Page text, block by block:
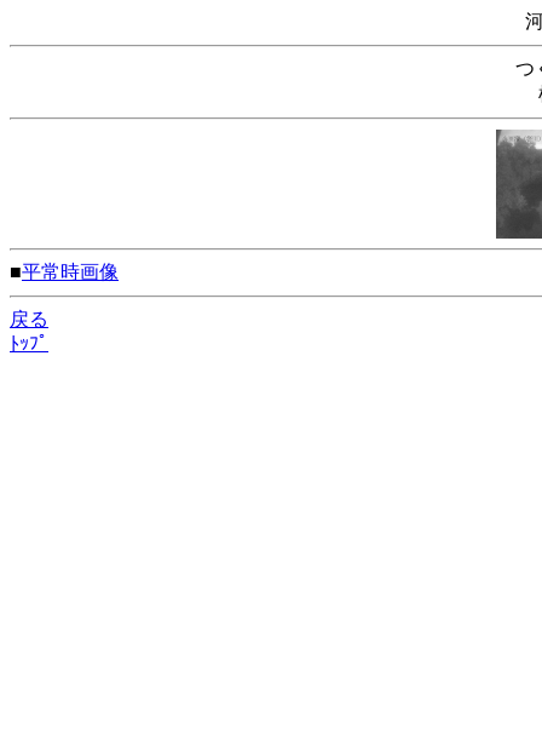
つ
■平常時画像
戻る
ﾄｯﾌﾟ